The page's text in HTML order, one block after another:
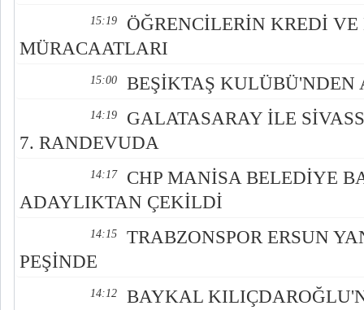
15:19
ÖĞRENCİLERİN KREDİ VE
MÜRACAATLARI
15:00 BEŞİKTAŞ
14:19
GALATASARAY İLE
7. RANDEVUDA
14:17
CHP MANİSA BELEDİYE
ADAYLIKTAN ÇEKİLDİ
14:15
TRABZONSPOR ERSUN
PEŞİNDE
14:12
BAYKAL